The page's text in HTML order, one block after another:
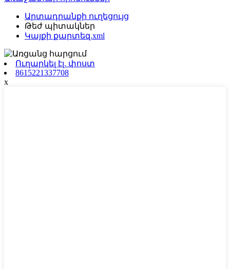
Արտադրանքի ուղեցույց
Թեժ պիտակներ
Կայքի քարտեզ.xml
Ուղարկել էլ. փոստ
8615221337708
x